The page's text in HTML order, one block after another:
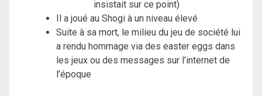
insistait sur ce point)
Il a joué au Shogi à un niveau élevé
Suite à sa mort, le milieu du jeu de société lui
a rendu hommage via des easter eggs dans
les jeux ou des messages sur l’internet de
l’époque